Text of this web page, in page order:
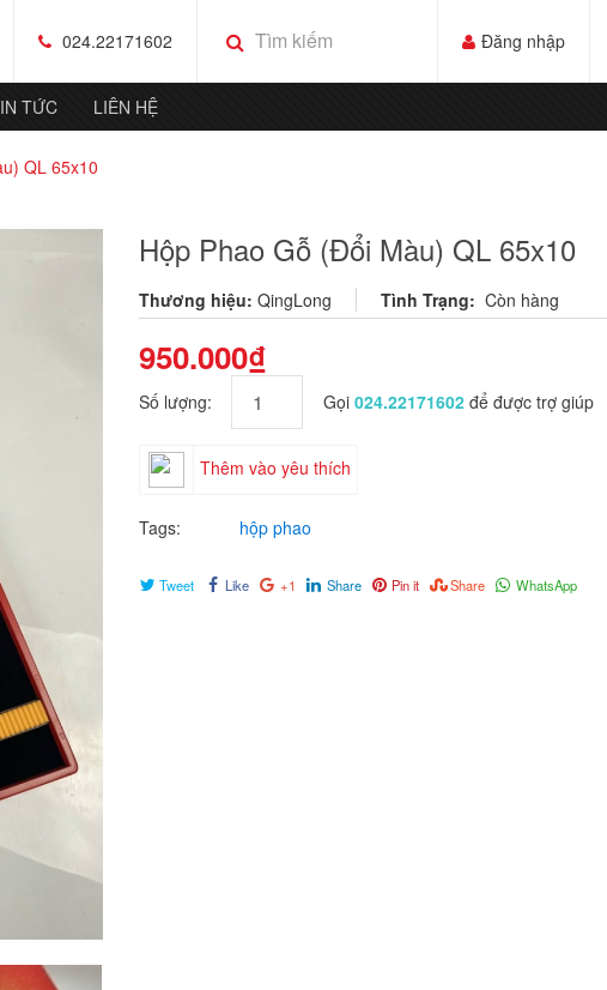
024.22171602 Đăng nhập
TỨC LIÊN HỆ
QL 65x10
Hộp Phao Gỗ (Đổi Màu) QL 65x10
Thương hiệu: QingLong Tình Trạng: Còn hàng
950.000₫
Số lượng: Gọi 024.22171602 để được trợ giúp
Thêm vào yêu thích
Tags: hộp phao
Tweet Like +1 Share Pin it Share WhatsApp